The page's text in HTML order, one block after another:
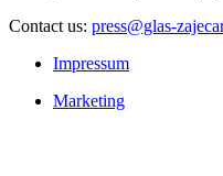
Contact us: press@glas-
Impressum
Marketing